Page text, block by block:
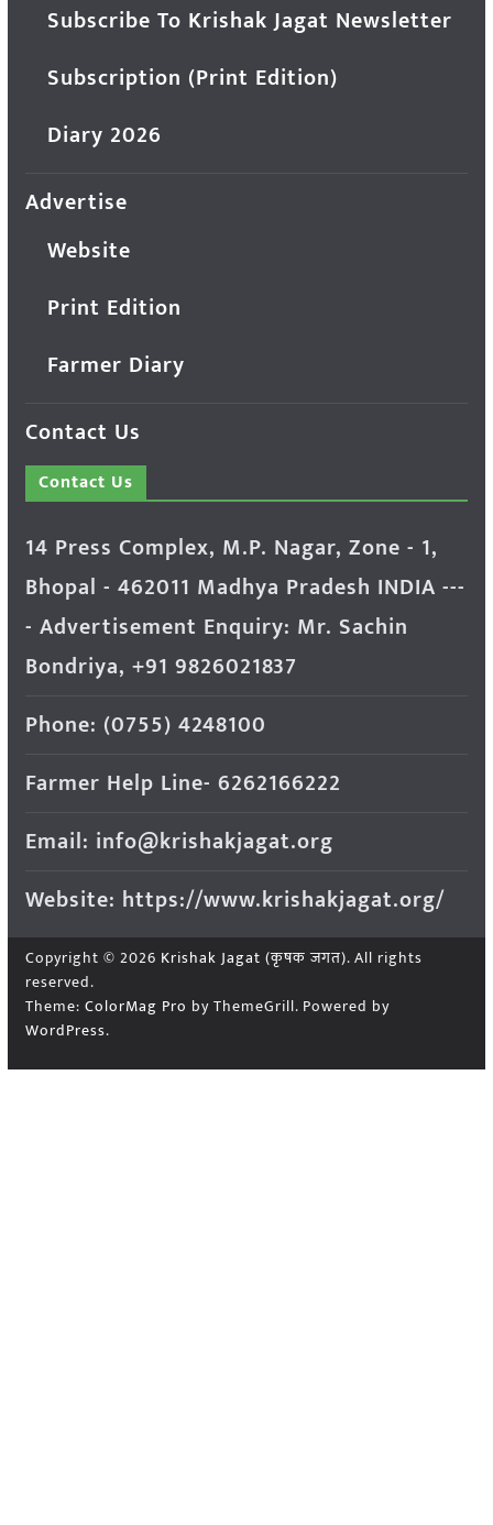
Subscribe To Krishak Jagat Newsletter
Subscription (Print Edition)
Diary 2026
Advertise
Website
Print Edition
Farmer Diary
Contact Us
Contact Us
14 Press Complex, M.P. Nagar, Zone - 1,
Bhopal - 462011 Madhya Pradesh INDIA ---
- Advertisement Enquiry: Mr. Sachin
Bondriya, +91 9826021837
Phone: (0755) 4248100
Farmer Help Line- 6262166222
Email: info@krishakjagat.org
Website: https://www.krishakjagat.org/
Copyright © 2026 Krishak Jagat (कृषक जगत). All rights
reserved.
Theme: ColorMag Pro by ThemeGrill. Powered by
WordPress.